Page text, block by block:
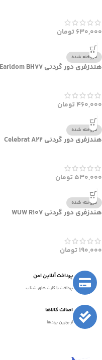
630,000تومان
فروخته شده
هندزفری دور گردنی Earldom BH77
460,000تومان
فروخته شده
هندزفری دور گردنی Celebrat A22
530,000تومان
فروخته شده
هندزفری دور گردنی WUW R107
190,000تومان
پرداخت آنلاین امن
پرداخت با کارت های شتاب
اصالت کالاها
از برترین برندها